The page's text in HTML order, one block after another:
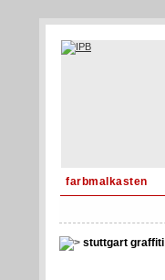
farbmalkasten
stuttgart graffiti